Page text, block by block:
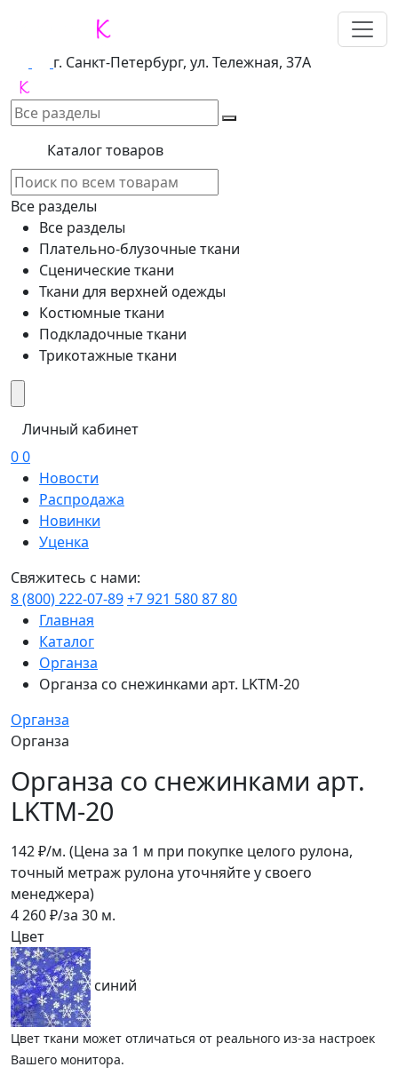
г. Санкт-Петербург, ул. Тележная, 37А
Каталог товаров
Все разделы
Все разделы
Плательно-блузочные ткани
Сценические ткани
Ткани для верхней одежды
Костюмные ткани
Подкладочные ткани
Трикотажные ткани
Личный кабинет
00
Новости
Распродажа
Новинки
Уценка
Свяжитесь с нами:
8 (800) 222-07-89+7 921 580 87 80
Главная
Каталог
Органза
Органза со снежинками арт. LKTM-20
Органза
Органза
Органза со снежинками арт.
LKTM-20
142₽/м. (Цена за 1 м при покупке целого рулона,
точный метраж рулона уточняйте у своего
менеджера)
4 260₽/за 30 м.
Цвет
синий
Цвет ткани может отличаться от реального из-за настроек
Вашего монитора.